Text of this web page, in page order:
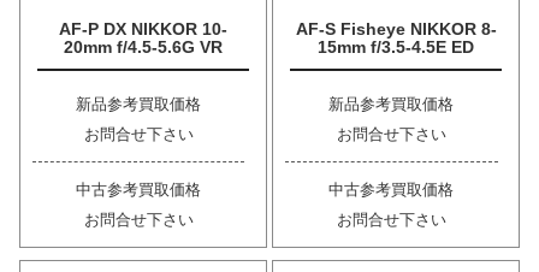
AF-P DX NIKKOR 10-
20mm f/4.5-5.6G VR
新品参考買取価格
お問合せ下さい
中古参考買取価格
お問合せ下さい
AF-S Fisheye NIKKOR 8-
15mm f/3.5-4.5E ED
新品参考買取価格
お問合せ下さい
中古参考買取価格
お問合せ下さい